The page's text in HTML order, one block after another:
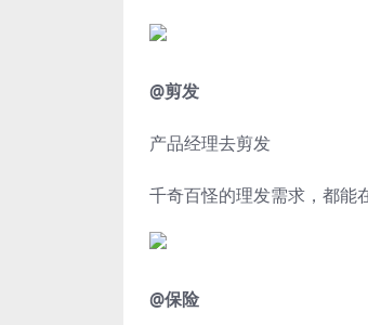
@剪发
产品经理去剪发
千奇百怪的理发需求，都能
@保险